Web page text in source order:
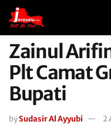
Zainul
Plt Camat
Bupati
bySudasir Al Ayyubi 2